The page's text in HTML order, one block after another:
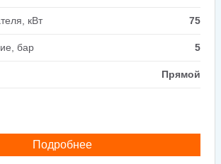
кВт 75
бар 5
Прямой
Подробнее